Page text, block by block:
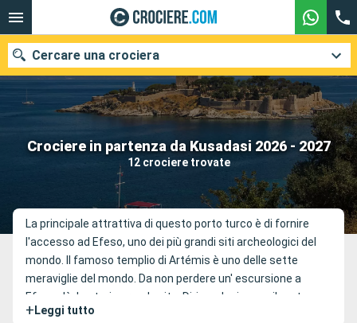
Crociere in partenza da Kusadasi 2026 - 2027
12 crociere trovate
Cercare una crociera
Le nostre destinazioni
Mesi di partenza
Porti Compagnie
Ricerca
La principale attrattiva di questo porto turco è di fornire
l'accesso ad Efeso, uno dei più grandi siti archeologici del
mondo. Il famoso templio di Artémis è uno delle sette
meraviglie del mondo. Da non perdere un' escursione a
Efeso : là, la storia prende vita. Dirigendosi verso il porto
antico, lungo una strada di marmo usata da innumerevoli
+ Leggi tutto